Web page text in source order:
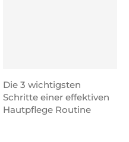
Die 3 wichtigsten
Schritte einer effektiven
Hautpflege Routine